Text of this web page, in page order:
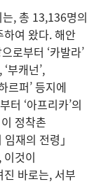
, 총 13,136명의
하여 왔다. 해안
로부터 ‘카발라’
부캐넌’,
르퍼’ 등지에
터 ‘아프리카’의
정착촌
재의 전령」
것이
진 바로는, 서부